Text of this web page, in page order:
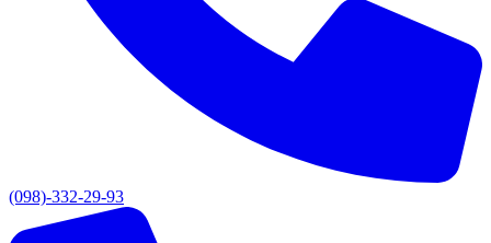
(098)-332-29-93